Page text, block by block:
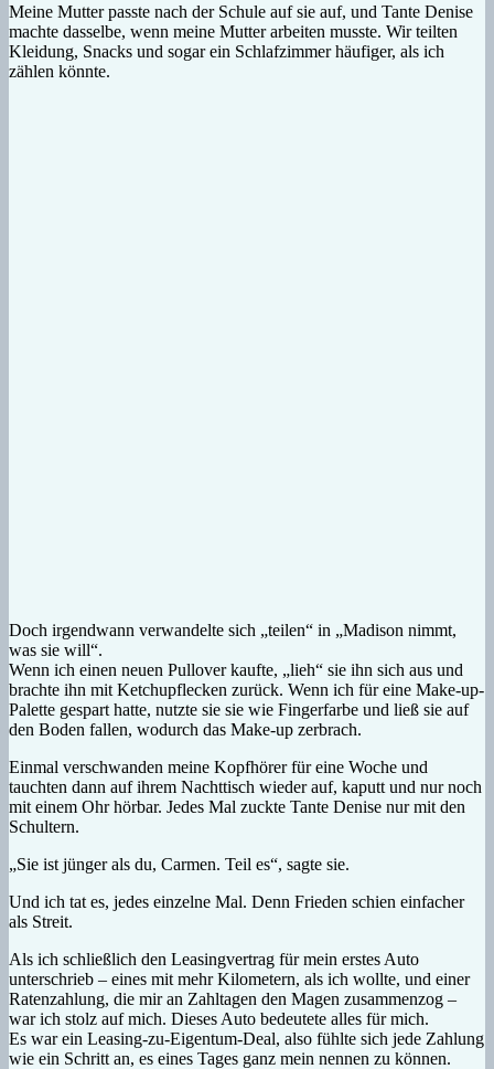
Meine Mutter passte nach der Schule auf sie auf, und Tante Denise
machte dasselbe, wenn meine Mutter arbeiten musste. Wir teilten
Kleidung, Snacks und sogar ein Schlafzimmer häufiger, als ich
zählen könnte.
Doch irgendwann verwandelte sich „teilen“ in „Madison nimmt,
was sie will“.
Wenn ich einen neuen Pullover kaufte, „lieh“ sie ihn sich aus und
brachte ihn mit Ketchupflecken zurück. Wenn ich für eine Make-up-
Palette gespart hatte, nutzte sie sie wie Fingerfarbe und ließ sie auf
den Boden fallen, wodurch das Make-up zerbrach.
Einmal verschwanden meine Kopfhörer für eine Woche und
tauchten dann auf ihrem Nachttisch wieder auf, kaputt und nur noch
mit einem Ohr hörbar. Jedes Mal zuckte Tante Denise nur mit den
Schultern.
„Sie ist jünger als du, Carmen. Teil es“, sagte sie.
Und ich tat es, jedes einzelne Mal. Denn Frieden schien einfacher
als Streit.
Als ich schließlich den Leasingvertrag für mein erstes Auto
unterschrieb – eines mit mehr Kilometern, als ich wollte, und einer
Ratenzahlung, die mir an Zahltagen den Magen zusammenzog –
war ich stolz auf mich. Dieses Auto bedeutete alles für mich.
Es war ein Leasing-zu-Eigentum-Deal, also fühlte sich jede Zahlung
wie ein Schritt an, es eines Tages ganz mein nennen zu können.